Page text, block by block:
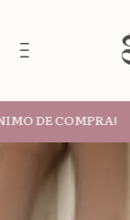
DE COMPRA!